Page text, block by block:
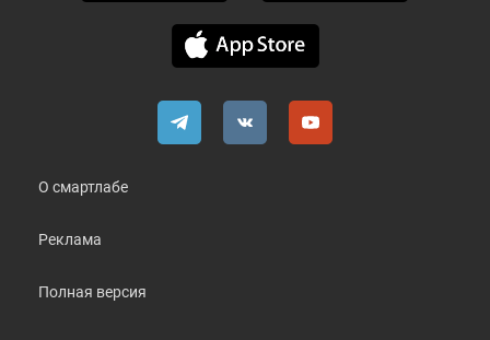
О смартлабе
Реклама
Полная версия